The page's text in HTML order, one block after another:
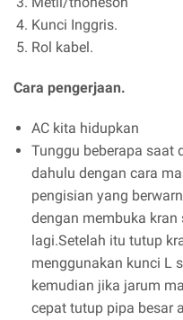
Kunci Inggris.
Rol kabel.
Cara pengerjaan.
AC kita hidupkan
Tunggu beberapa saat
dahulu dengan cara
pengisian yang
dengan membuka
lagi.Setelah itu tutup
menggunakan kunci L
kemudian jika jarum
cepat tutup pipa besar